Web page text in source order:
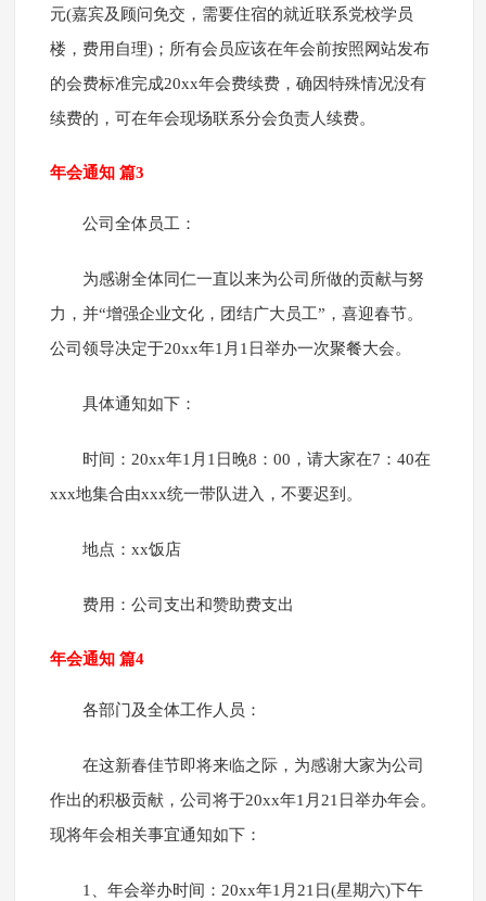
元(嘉宾及顾问免交，需要住宿的就近联系党校学员
楼，费用自理)；所有会员应该在年会前按照网站发布
的会费标准完成20xx年会费续费，确因特殊情况没有
续费的，可在年会现场联系分会负责人续费。
年会通知 篇3
公司全体员工：
为感谢全体同仁一直以来为公司所做的贡献与努
力，并“增强企业文化，团结广大员工”，喜迎春节。
公司领导决定于20xx年1月1日举办一次聚餐大会。
具体通知如下：
时间：20xx年1月1日晚8：00，请大家在7：40在
xxx地集合由xxx统一带队进入，不要迟到。
地点：xx饭店
费用：公司支出和赞助费支出
年会通知 篇4
各部门及全体工作人员：
在这新春佳节即将来临之际，为感谢大家为公司
作出的积极贡献，公司将于20xx年1月21日举办年会。
现将年会相关事宜通知如下：
1、年会举办时间：20xx年1月21日(星期六)下午